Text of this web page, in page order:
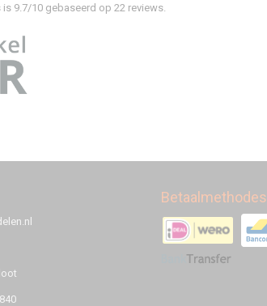
is 9.7/10 gebaseerd op 22 reviews.
Betaalmethodes